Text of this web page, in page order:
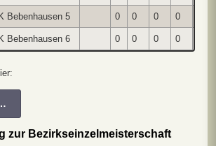
Bebenhausen 5 0 0 0 0
Bebenhausen 6 0 0 0 0
zur Bezirkseinzelmeisterschaft